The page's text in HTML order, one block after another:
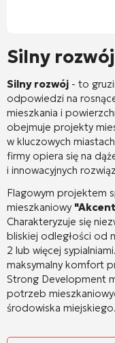
Silny rozwój
Silny rozwój - to
odpowiedzi na
mieszkania i
obejmuje projekty
w kluczowych
firmy opiera się na
i innowacyjnych
Flagowym projektem
mieszkaniowy
Charakteryzuje się
bliskiej odległości od
2 lub więcej
maksymalny komfort
Strong Development
potrzeb
środowiska miejskiego.